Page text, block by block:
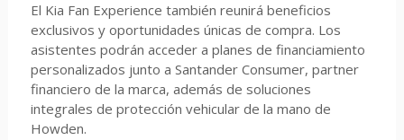
El Kia Fan Experience también reunirá beneficios
exclusivos y oportunidades únicas de compra. Los
asistentes podrán acceder a planes de financiamiento
personalizados junto a Santander Consumer, partner
financiero de la marca, además de soluciones
integrales de protección vehicular de la mano de
Howden.